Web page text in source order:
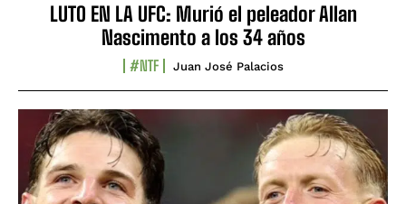
LUTO EN LA UFC: Murió el peleador Allan
Nascimento a los 34 años
#NTF Juan José Palacios